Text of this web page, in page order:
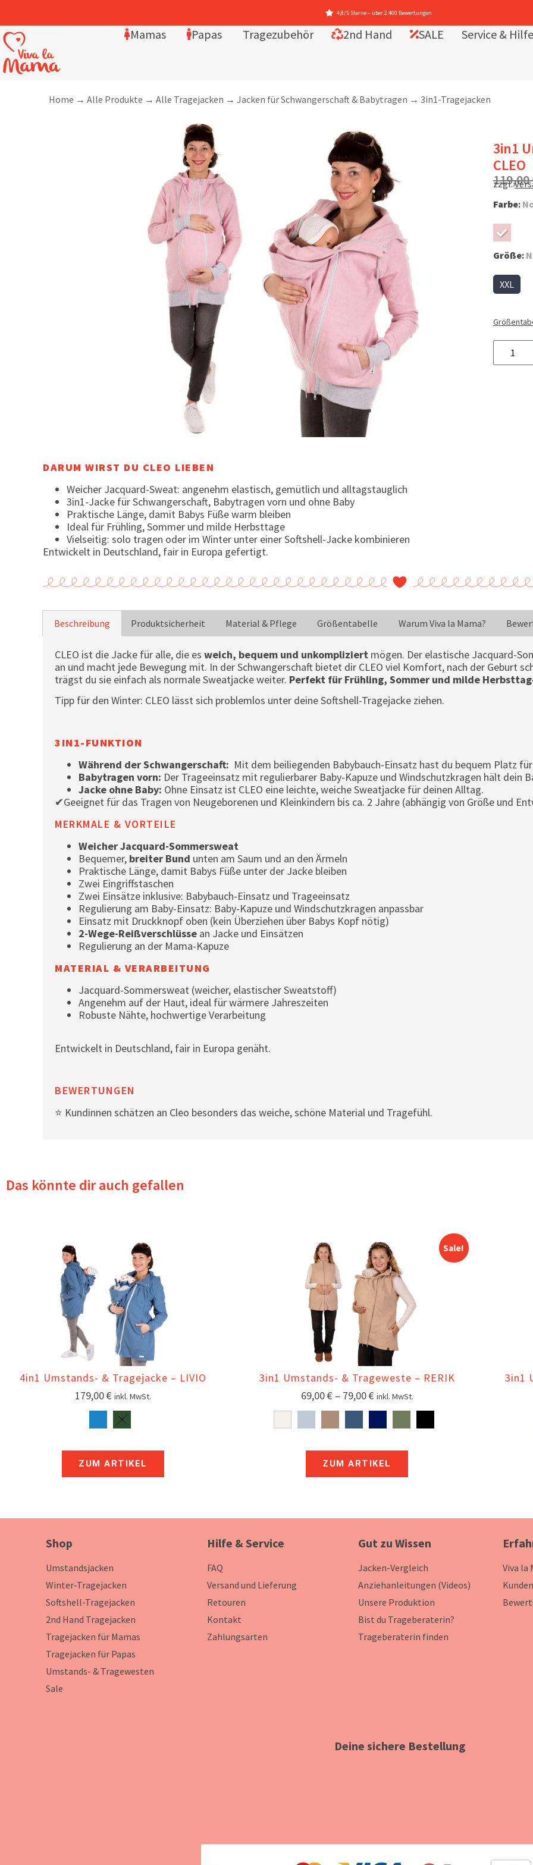
Mamas Papas Tragezubehör 2nd Hand SALE Service & Hilfe
Home → Alle Produkte → Alle Tragejacken → Jacken für Schwangerschaft & Babytragen → 3in1-Tragejacken
3in1
CLEO
119,00
zzgl.
Größe:
XXL
Farbe:
DARUM WIRST DU CLEO LIEBEN
Weicher Jacquard-Sweat: angenehm elastisch, gemütlich und alltagstauglich
3in1-Jacke für Schwangerschaft, Babytragen vorn und ohne Baby
Praktische Länge, damit Babys Füße warm bleiben
Ideal für Frühling, Sommer und milde Herbsttage
Vielseitig: solo tragen oder im Winter unter einer Softshell-Jacke kombinieren
Entwickelt in Deutschland, fair in Europa gefertigt.
Beschreibung Produktsicherheit Material & Pflege Größentabelle Warum Viva la Mama?
CLEO ist die Jacke für alle, die es weich, bequem und unkompliziert mögen. Der elastische Jacquard-
an und macht jede Bewegung mit. In der Schwangerschaft bietet dir CLEO viel Komfort, nach der Geburt
trägst du sie einfach als normale Sweatjacke weiter. Perfekt für Frühling, Sommer und milde
Tipp für den Winter: CLEO lässt sich problemlos unter deine Softshell-Tragejacke ziehen.
3IN1-FUNKTION
Während der Schwangerschaft: Mit dem beiliegenden Babybauch-Einsatz hast du bequem Platz
Babytragen vorn: Der Trageeinsatz mit regulierbarer Baby-Kapuze und Windschutzkragen hält dein
Jacke ohne Baby: Ohne Einsatz ist CLEO eine leichte, weiche Sweatjacke für deinen Alltag.
✔Geeignet für das Tragen von Neugeborenen und Kleinkindern bis ca. 2 Jahre (abhängig von Größe und
MERKMALE & VORTEILE
Weicher Jacquard-Sommersweat
Bequemer, breiter Bund unten am Saum und an den Ärmeln
Praktische Länge, damit Babys Füße unter der Jacke bleiben
Zwei Eingriffstaschen
Zwei Einsätze inklusive: Babybauch-Einsatz und Trageeinsatz
Regulierung am Baby-Einsatz: Baby-Kapuze und Windschutzkragen anpassbar
Einsatz mit Druckknopf oben (kein Überziehen über Babys Kopf nötig)
2-Wege-Reißverschlüsse an Jacke und Einsätzen
Regulierung an der Mama-Kapuze
MATERIAL & VERARBEITUNG
Jacquard-Sommersweat (weicher, elastischer Sweatstoff)
Angenehm auf der Haut, ideal für wärmere Jahreszeiten
Robuste Nähte, hochwertige Verarbeitung
Entwickelt in Deutschland, fair in Europa genäht.
BEWERTUNGEN
⭐ Kundinnen schätzen an Cleo besonders das weiche, schöne Material und Tragefühl.
Das könnte dir auch gefallen
4in1 Umstands- & Tragejacke – LIVIO
179,00€ inkl. MwSt.
ZUM ARTIKEL
Sale!
3in1 Umstands- & Trageweste – RERIK
69,00€– 79,00€ inkl. MwSt.
ZUM ARTIKEL
3in1
Shop
Umstandsjacken
Winter-Tragejacken
Softshell-Tragejacken
2nd Hand Tragejacken
Tragejacken für Mamas
Tragejacken für Papas
Umstands- & Tragewesten
Sale
Hilfe & Service
FAQ
Versand und Lieferung
Retouren
Kontakt
Zahlungsarten
Gut zu Wissen
Jacken-Vergleich
Anziehanleitungen (Videos)
Unsere Produktion
Bist du Trageberaterin?
Trageberaterin finden
Viva la
Deine sichere Bestellung